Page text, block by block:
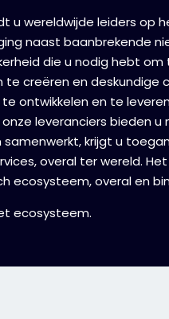
u wereldwijde leiders op
naast baanbrekende
die u nodig hebt om
te creëren en deskundige
ontwikkelen en te
leveranciers bieden u
samenwerkt, krijgt u
overal ter wereld.
ecosysteem, overal en
ecosysteem.